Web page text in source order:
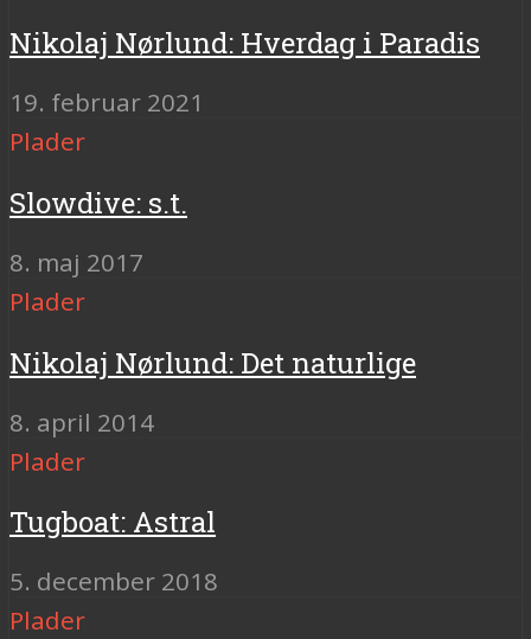
Nikolaj Nørlund: Hverdag i Paradis
19. februar 2021
Plader
Slowdive: s.t.
8. maj 2017
Plader
Nikolaj Nørlund: Det naturlige
8. april 2014
Plader
Tugboat: Astral
5. december 2018
Plader